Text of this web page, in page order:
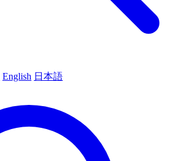
English 日本語